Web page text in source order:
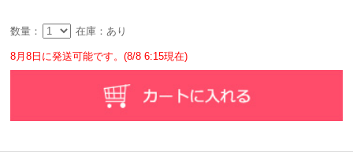
数量： 在庫：あり
8月8日に発送可能です。(8/8 6:15現在)